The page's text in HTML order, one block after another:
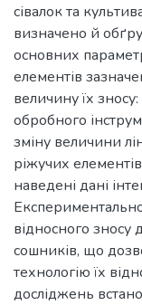
сівалок та
визначено й
основних
елементів
величину їх
обробного
зміну величини
ріжучих
наведені дані
відносного зносу
сошників, що
технологію їх
досліджень